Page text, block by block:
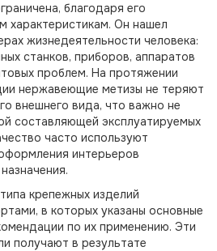
благодаря его
характеристикам. Он нашел
жизнедеятельности человека:
станков, приборов, аппаратов
проблем. На протяжении
нержавеющие метизы не теряют
внешнего вида, что важно не
составляющей эксплуатируемых
часто используют
интерьеров
крепежных изделий
в которых указаны основные
по их применению. Эти
получают в результате